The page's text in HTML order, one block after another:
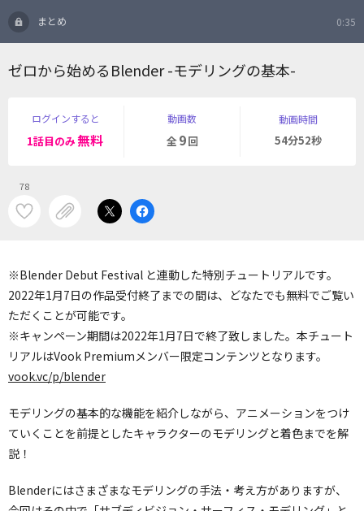
まとめ 0:35
ゼロから始めるBlender -モデリングの基本-
ログインすると
1話目のみ無料
動画数
全9回
動画時間
54分52秒
78
※Blender Debut Festival と連動した特別チュートリアルです。
2022年1月7日の作品受付終了までの間は、どなたでも無料でご覧い
ただくことが可能です。
※キャンペーン期間は2022年1月7日で終了致しました。本チュート
リアルはVook Premiumメンバー限定コンテンツとなります。
vook.vc/p/blender
モデリングの基本的な機能を紹介しながら、アニメーションをつけ
ていくことを前提としたキャラクターのモデリングと着色までを解
説！
Blenderにはさまざまなモデリングの手法・考え方がありますが、